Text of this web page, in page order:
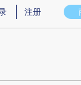
图存在偏差。不代
注册